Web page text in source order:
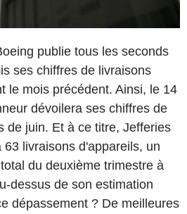
publie tous les seconds
ses chiffres de livraisons
le mois précédent. Ainsi, le 14
dévoilera ses chiffres de
de juin. Et à ce titre, Jefferies
livraisons d'appareils, un
du deuxième trimestre à
dessus de son estimation
dépassement ? De meilleures